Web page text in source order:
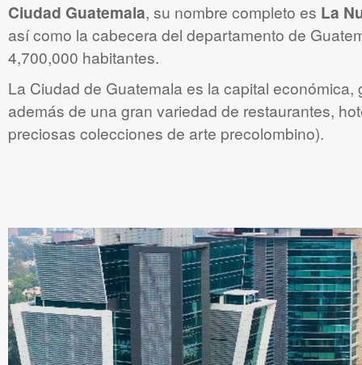
Ciudad Guatemala, su nombre completo es La
así como la cabecera del departamento de
4,700,000 habitantes.
La Ciudad de Guatemala es la capital
además de una gran variedad de restaurantes,
preciosas colecciones de arte precolombino).